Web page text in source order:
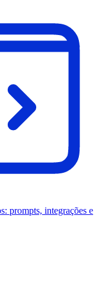
prompts, integrações e